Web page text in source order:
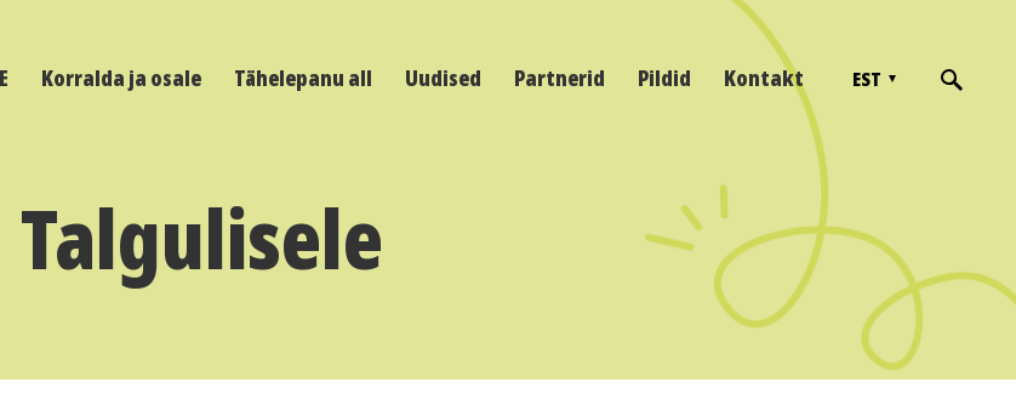
Korralda ja osale Tähelepanu all Uudised Partnerid Pildid Kontakt EST
Talgulisele